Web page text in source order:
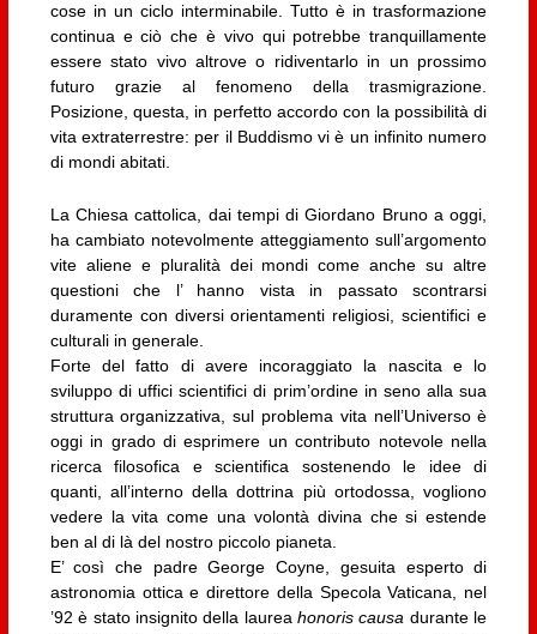
cose in un ciclo interminabile. Tutto è in trasformazione
continua e ciò che è vivo qui potrebbe tranquillamente
essere stato vivo altrove o ridiventarlo in un prossimo
futuro grazie al fenomeno della trasmigrazione.
Posizione, questa, in perfetto accordo con la possibilità di
vita extraterrestre: per il Buddismo vi è un infinito numero
di mondi abitati.
La Chiesa cattolica, dai tempi di Giordano Bruno a oggi,
ha cambiato notevolmente atteggiamento sull’argomento
vite aliene e pluralità dei mondi come anche su altre
questioni che l’ hanno vista in passato scontrarsi
duramente con diversi orientamenti religiosi, scientifici e
culturali in generale.
Forte del fatto di avere incoraggiato la nascita e lo
sviluppo di uffici scientifici di prim’ordine in seno alla sua
struttura organizzativa, sul problema vita nell’Universo è
oggi in grado di esprimere un contributo notevole nella
ricerca filosofica e scientifica sostenendo le idee di
quanti, all’interno della dottrina più ortodossa, vogliono
vedere la vita come una volontà divina che si estende
ben al di là del nostro piccolo pianeta.
E’ così che padre George Coyne, gesuita esperto di
astronomia ottica e direttore della Specola Vaticana, nel
’92 è stato insignito della laureahonoris causa durante le